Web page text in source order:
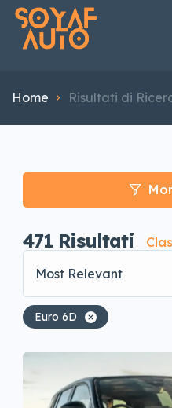
Home Risultati di
471 Risultati
Most Relevant
Euro 6D